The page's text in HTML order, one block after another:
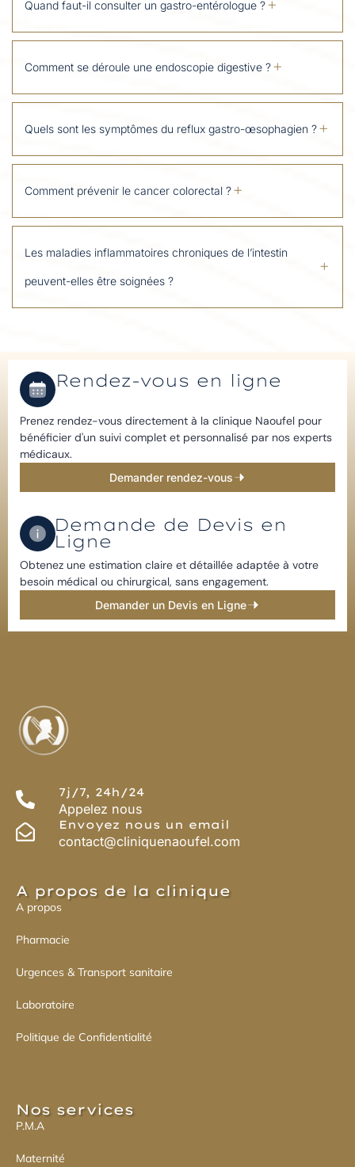
Quand faut-il consulter un gastro-entérologue ?
Comment se déroule une endoscopie digestive ?
Quels sont les symptômes du reflux gastro-œsophagien ?
Comment prévenir le cancer colorectal ?
Les maladies inflammatoires chroniques de l’intestin
peuvent-elles être soignées ?
Rendez-vous en ligne
Prenez rendez-vous directement à la clinique Naoufel pour
bénéficier d'un suivi complet et personnalisé par nos experts
médicaux.
Demander rendez-vous
Demande de Devis en
Ligne​
Obtenez une estimation claire et détaillée adaptée à votre
besoin médical ou chirurgical, sans engagement.​
Demander un Devis en Ligne
7j/7, 24h/24
Appelez nous
Envoyez nous un email
contact@cliniquenaoufel.com
A propos de la clinique
A propos
Pharmacie
Urgences & Transport sanitaire
Laboratoire
Politique de Confidentialité
Nos services​
P.M.A
Maternité